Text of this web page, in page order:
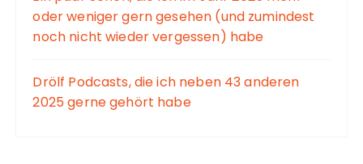
oder weniger gern gesehen (und zumindest
noch nicht wieder vergessen) habe
Drölf Podcasts, die ich neben 43 anderen
2025 gerne gehört habe